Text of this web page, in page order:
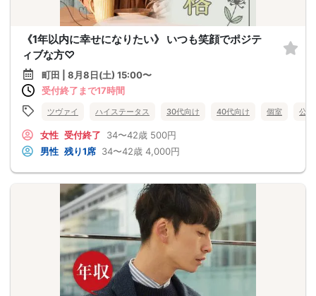
《1年以内に幸せになりたい》 いつも笑顔でポジテ
ィブな方♡
町田 | 8月8日(土) 15:00〜
受付終了まで17時間
ツヴァイ ハイステータス 30代向け 40代向け 個室 公
女性 受付終了 34〜42歳 500円
男性 残り1席 34〜42歳 4,000円